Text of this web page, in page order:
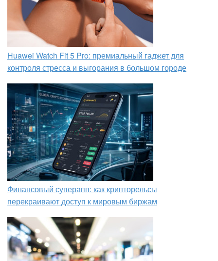
Huawei Watch Fit 5 Pro: премиальный гаджет для
контроля стресса и выгорания в большом городе
Финансовый суперапп: как крипторельсы
перекраивают доступ к мировым биржам